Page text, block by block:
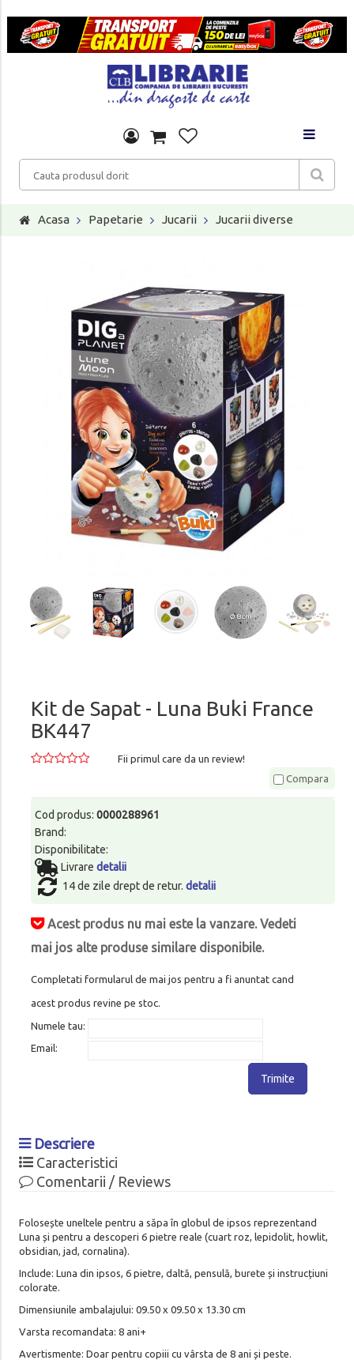
Acasa Papetarie Jucarii Jucarii diverse
Kit de Sapat - Luna Buki France
BK447
Fii primul care da un review!
Compara
Cod produs: 0000288961
Brand:
Disponibilitate:
Livrare detalii
14 de zile drept de retur. detalii
Acest produs nu mai este la vanzare. Vedeti
mai jos alte produse similare disponibile.
Completati formularul de mai jos pentru a fi anuntat cand
acest produs revine pe stoc.
Numele tau:
Email:
Trimite
Descriere
Caracteristici
Comentarii / Reviews
Folosește uneltele pentru a săpa în globul de ipsos reprezentand
Luna și pentru a descoperi 6 pietre reale (cuart roz, lepidolit, howlit,
obsidian, jad, cornalina).
Include: Luna din ipsos, 6 pietre, daltă, pensulă, burete și instrucțiuni
colorate.
Dimensiunile ambalajului: 09.50 x 09.50 x 13.30 cm
Varsta recomandata: 8 ani+
Avertismente: Doar pentru copiii cu vârsta de 8 ani și peste.